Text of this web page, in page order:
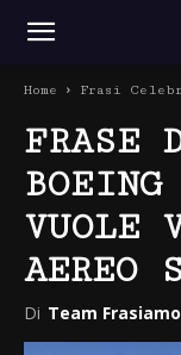
Home Frasi
FRASE
VUOLE
AEREO
Di Team Frasiamo